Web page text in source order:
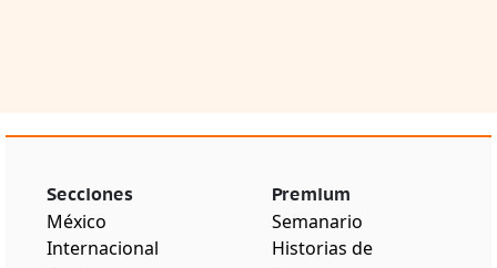
Secciones
México
Internacional
Premium
Semanario
Historias de